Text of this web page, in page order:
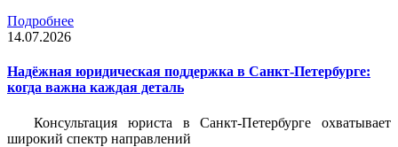
Подробнее
14.07.2026
Надёжная юридическая поддержка в Санкт-Петербурге:
когда важна каждая деталь
Консультация юриста в Санкт-Петербурге охватывает
широкий спектр направлений